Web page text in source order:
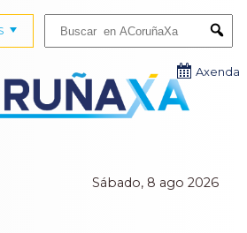
Sábado, 8 ago 2026
Axenda